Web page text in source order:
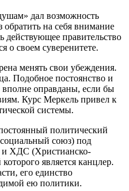
дал возможность
на себя внимание
действующее правительство
о своем суверенитете.
менять свои убеждения.
Подобное постоянство и
оправданы, если бы
Курс Меркель привел к
системы.
политический
союз) под
и ХДС (Христианско-
является канцлер.
его единство
ею политики.